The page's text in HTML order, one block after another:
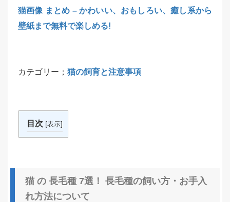
猫画像 まとめ – かわいい、おもしろい、癒し系から
壁紙まで無料で楽しめる!
カテゴリー； 猫の飼育と注意事項
目次 [表示]
猫 の 長毛種 7選！ 長毛種の飼い方・お手入
れ方法について